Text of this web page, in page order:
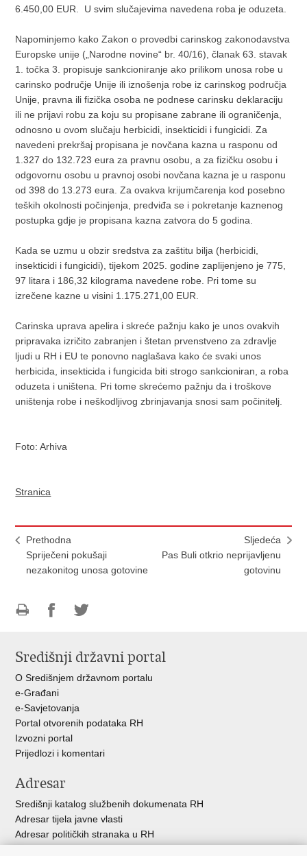
6.450,00 EUR. U svim slučajevima navedena roba je oduzeta.
Napominjemo kako Zakon o provedbi carinskog zakonodavstva
Europske unije („Narodne novine“ br. 40/16), članak 63. stavak
1. točka 3. propisuje sankcioniranje ako prilikom unosa robe u
carinsko područje Unije ili iznošenja robe iz carinskog područja
Unije, pravna ili fizička osoba ne podnese carinsku deklaraciju
ili ne prijavi robu za koju su propisane zabrane ili ograničenja,
odnosno u ovom slučaju herbicidi, insekticidi i fungicidi. Za
navedeni prekršaj propisana je novčana kazna u rasponu od
1.327 do 132.723 eura za pravnu osobu, a za fizičku osobu i
odgovornu osobu u pravnoj osobi novčana kazna je u rasponu
od 398 do 13.273 eura. Za ovakva krijumčarenja kod posebno
teških okolnosti počinjenja, predviđa se i pokretanje kaznenog
postupka gdje je propisana kazna zatvora do 5 godina.
Kada se uzmu u obzir sredstva za zaštitu bilja (herbicidi,
insekticidi i fungicidi), tijekom 2025. godine zaplijenjeno je 775,
97 litara i 186,32 kilograma navedene robe. Pri tome su
izrečene kazne u visini 1.175.271,00 EUR.
Carinska uprava apelira i skreće pažnju kako je unos ovakvih
pripravaka izričito zabranjen i štetan prvenstveno za zdravlje
ljudi u RH i EU te ponovno naglašava kako će svaki unos
herbicida, insekticida i fungicida biti strogo sankcioniran, a roba
oduzeta i uništena. Pri tome skrećemo pažnju da i troškove
uništenja robe i neškodljivog zbrinjavanja snosi sam počinitelj.
Foto: Arhiva
Stranica
Prethodna
Spriječeni pokušaji
nezakonitog unosa gotovine
Sljedeća
Pas Buli otkrio neprijavljenu
gotovinu
FacebookuTwitteru
Središnji državni portal
O Središnjem državnom portalu
e-Građani
e-Savjetovanja
Portal otvorenih podataka RH
Izvozni portal
Prijedlozi i komentari
Adresar
Središnji katalog službenih dokumenata RH
Adresar tijela javne vlasti
Adresar političkih stranaka u RH